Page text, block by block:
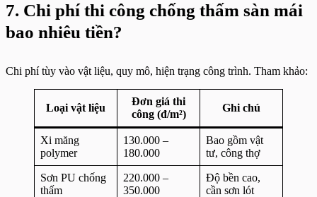
7. Chi phí thi công chống thấm sàn mái
bao nhiêu tiền?
Chi phí tùy vào vật liệu, quy mô, hiện trạng công trình. Tham khảo:
Loại vật liệu
Đơn giá thi
công (đ/m²)
Ghi chú
Xi măng
polymer
130.000 –
180.000
Bao gồm vật
tư, công thợ
Sơn PU chống
thấm
220.000 –
350.000
Độ bền cao,
cần sơn lót